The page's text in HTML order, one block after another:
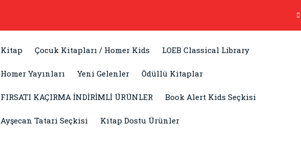
Kitap Çocuk Kitapları / Homer Kids LOEB Classical Library
Homer Yayınları Yeni Gelenler Ödüllü Kitaplar
FIRSATI KAÇIRMA İNDİRİMLİ ÜRÜNLER Book Alert Kids Seçkisi
Ayşecan Tatari Seçkisi Kitap Dostu Ürünler